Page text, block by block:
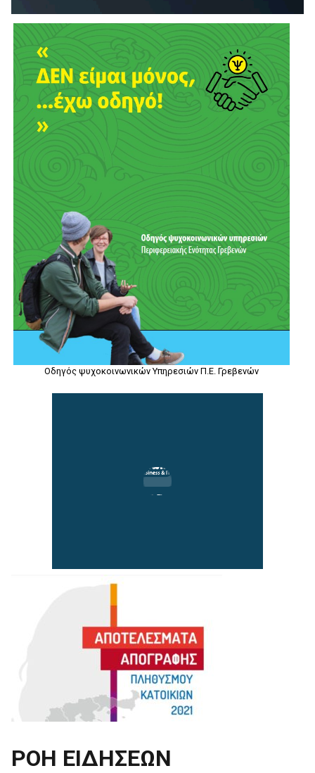
Οδηγός ψυχοκοινωνικών Υπηρεσιών Π.Ε. Γρεβενών
ΡΟΗ ΕΙΔΗΣΕΩΝ